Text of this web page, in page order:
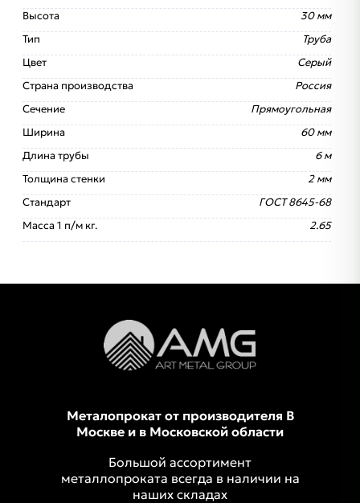
Высота
30 мм
Тип
Труба
Цвет
Серый
Страна производства
Россия
Сечение
Прямоугольная
Ширина
60 мм
Длина трубы
6 м
Толщина стенки
2 мм
Стандарт
ГОСТ 8645-68
Масса 1 п/м кг.
2.65
Металопрокат от производителя В
Москве и в Московской области
Большой ассортимент
металлопроката всегда в наличии на
наших складах